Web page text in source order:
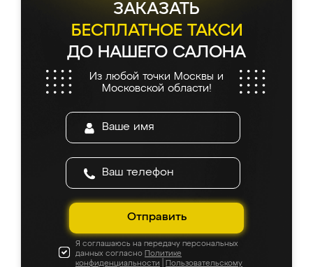
ЗАКАЗАТЬ
БЕСПЛАТНОЕ ТАКСИ
ДО НАШЕГО САЛОНА
Из любой точки Москвы и
Московской области!
Отправить
Я соглашаюсь на передачу персональных
данных согласно Политике
конфиденциальности
Пользовательскому